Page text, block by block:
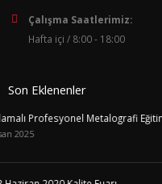
Çalışma Saatlerimiz:
Hafta içi / 8:00 - 18:00
Son Eklenenler